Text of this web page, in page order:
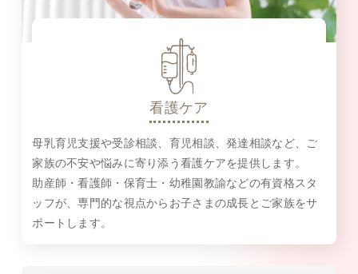
看護ケア
母乳育児支援や受診相談、育児相談、発達相談など、ご
家族の不安や悩みに寄り添う看護ケアを提供します。
助産師・看護師・保育士・幼稚園教諭などの有資格スタ
ッフが、専門的な視点からお子さまの成長とご家族をサ
ポートします。